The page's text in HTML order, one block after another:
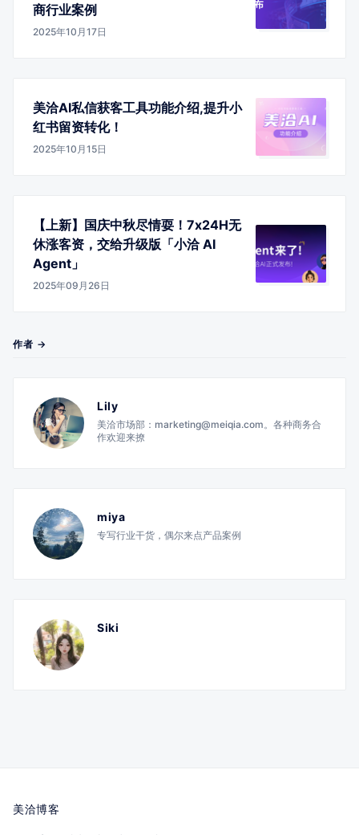
商行业案例
2025年10月17日
美洽AI私信获客工具功能介绍,提升小
红书留资转化！
2025年10月15日
【上新】国庆中秋尽情耍！7x24H无
休涨客资，交给升级版「小洽 AI
Agent」
2025年09月26日
作者 →
Lily
美洽市场部：marketing@meiqia.com。各种商务合
作欢迎来撩
miya
专写行业干货，偶尔来点产品案例
Siki
美洽博客